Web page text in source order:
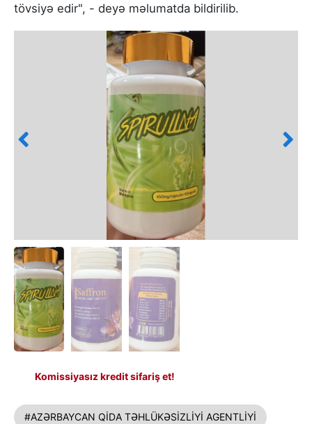
tövsiyə edir", - deyə məlumatda bildirilib.
Komissiyasız kredit sifariş et!
#AZƏRBAYCAN QİDA TƏHLÜKƏSİZLİYİ AGENTLİYİ